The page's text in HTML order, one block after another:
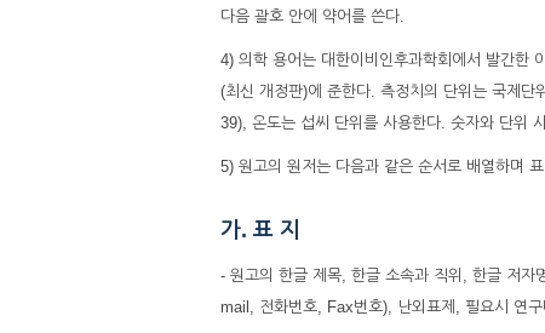
다음 괄호 안에 약어를 쓴다.
4) 의학 용어는 대한이비인후과학회에서 발간한
(최신 개정판)에 준한다. 측정치의 단위는 국제
39), 온도는 섭씨 단위를 사용한다. 숫자와 단위
5) 원고의 원저는 다음과 같은 순서로 배열하며
가. 표 지
- ‌원고의 한글 제목, 한글 소속과 직위, 한글 저
mail, 전화번호, Fax번호), 난외표제, 필요시 연